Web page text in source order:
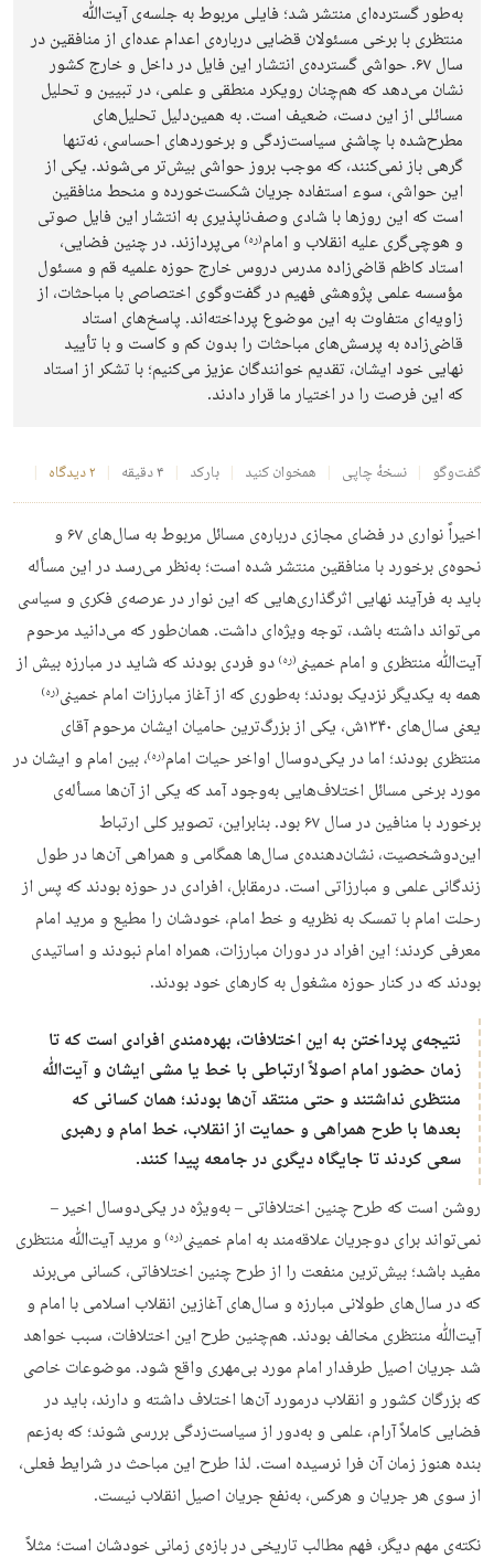
به‌طور گسترده‌ای منتشر شد؛ فایلی مربوط به جلسه‌ی آیت‌ﷲ
منتظری با برخی مسئولان قضایی درباره‌ی اعدام عده‌ای از منافقین در
سال ۶۷. حواشی گسترده‌ی انتشار این فایل در داخل و خارج کشور
نشان می‌دهد که هم‌چنان رویکرد منطقی و علمی، در تبیین و تحلیل
مسائلی از این دست، ضعیف است. به همین‌دلیل تحلیل‌های
مطرح‌شده با چاشنی سیاست‌زدگی و برخوردهای احساسی، نه‌تنها
گرهی باز نمی‌کنند، که موجب بروز حواشی بیش‌تر می‌شوند. یکی از
این حواشی، سوء استفاده جریان شکست‌خورده و منحط منافقین
است که این روزها با شادی وصف‌ناپذیری به انتشار این فایل صوتی
و هوچی‌گری علیه انقلاب و امام(ره) می‌پردازند. در چنین فضایی،
استاد کاظم قاضی‌زاده مدرس دروس خارج حوزه‌ علمیه‌ قم و مسئول
مؤسسه علمی پژوهشی فهیم در گفت‌وگوی اختصاصی با مباحثات، از
زاویه‌ای متفاوت به این موضوع پرداخته‌اند. پاسخ‌های استاد
قاضی‌زاده به پرسش‌های مباحثات را بدون کم و کاست و با تأیید
نهایی خود ایشان، تقدیم خوانندگان عزیز می‌کنیم؛ با تشکر از استاد
که این فرصت را در اختیار ما قرار دادند.
گفت‌وگو نسخهٔ چاپی همخوان کنید بارکد ۴ دقیقه ۲ دیدگاه
اخیراً نواری در فضای مجازی درباره‌ی مسائل مربوط به سال‌های ۶۷ و
نحوه‌ی برخورد با منافقین منتشر شده است؛ به‌نظر می‌رسد در این مسأله
باید به فرآیند نهایی اثرگذاری‌هایی که این نوار در عرصه‌ی فکری و سیاسی
می‌تواند داشته باشد، توجه ویژه‌ای داشت. همان‌طور که می‌دانید مرحوم
آیت‌ﷲ منتظری و امام خمینی(ره) دو فردی بودند که شاید در مبارزه بیش از
همه به یکدیگر نزدیک بودند؛ به‌طوری که از آغاز مبارزات امام خمینی(ره)
یعنی سال‌های ۱۳۴۰ش، یکی از بزرگ‌ترین حامیان ایشان مرحوم آقای
منتظری بودند؛ اما در یکی‌دوسال اواخر حیات امام(ره)، بین امام و ایشان در
مورد برخی مسائل اختلاف‌هایی به‌وجود آمد که یکی از آن‌ها مسأله‌ی
برخورد با منافین در سال‌ ۶۷ بود. بنابراین، تصویر کلی ارتباط
این‌دو‌شخصیت، نشان‌دهنده‌ی سال‌ها همگامی و همراهی آن‌ها در طول
زندگانی علمی و مبارزاتی است. درمقابل، افرادی در حوزه بودند که پس از
رحلت امام با تمسک به نظریه‌ و خط امام، خودشان را مطیع و مرید امام
معرفی کردند؛ این افراد در دوران مبارزات، همراه امام نبودند و اساتیدی
بودند که در کنار حوزه مشغول به کارهای خود بودند.
نتیجه‌ی پرداختن به این اختلافات، بهره‌مندی افرادی است که تا
زمان حضور امام اصولاً ارتباطی با خط یا مشی ایشان و آیت‌ﷲ
منتظری نداشتند و حتی منتقد آن‌ها بودند؛ همان کسانی که
بعدها با طرح همراهی و حمایت از انقلاب، خط امام و رهبری
سعی کردند تا جایگاه دیگری در جامعه‌ پیدا کنند.
روشن است که طرح چنین اختلافاتی – به‌ویژه در یکی‌دوسال اخیر –
نمی‌تواند برای دوجریان علاقه‌مند به امام خمینی(ره) و مرید آیت‌ﷲ منتظری
مفید باشد؛ بیش‌ترین منفعت را از طرح چنین اختلافاتی، کسانی می‌برند
که در سال‌های طولانی مبارزه و سال‌های آغازین انقلاب اسلامی با امام و
آیت‌ﷲ منتظری مخالف بودند. هم‌چنین طرح این اختلافات، سبب خواهد
شد جریان اصیل طرفدار امام مورد بی‌مهری واقع ‌شود. موضوعات خاصی
که بزرگان کشور و انقلاب درمورد آن‌ها اختلاف داشته و دارند، باید در
فضایی کاملاً آرام، علمی و به‌دور از سیاست‌زدگی بررسی شوند؛ که به‌زعم
بنده هنوز زمان آن فرا نرسیده است. لذا طرح این مباحث در شرایط فعلی،
از سوی هر جریان و هرکس، به‌نفع جریان اصیل انقلاب نیست.
نکته‌ی مهم دیگر، فهم مطالب تاریخی در بازه‌ی زمانی خودشان است؛ مثلاً